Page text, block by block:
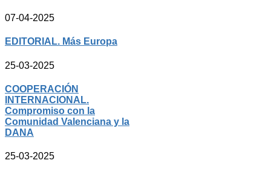
07-04-2025
EDITORIAL. Más Europa
25-03-2025
COOPERACIÓN
INTERNACIONAL.
Compromiso con la
Comunidad Valenciana y la
DANA
25-03-2025